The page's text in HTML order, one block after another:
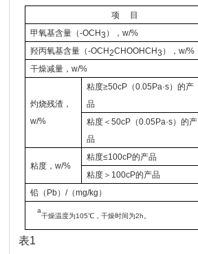
项 目
甲氧基含量（-OCH3 ），w/%
羟丙氧基含量（-OCH2CHOOHCH3 ），w/%
干燥减量，w/%
灼烧残渣，
w/%
粘度≥50cP （0.05Pa·s）的产
品
粘度＜50cP （0.05Pa·s）的产
品
粘度，w/%
粘度≤100cP的产品
粘度＞ 100cP的产品
铅（ Pb）/（mg/kg ）
a
干燥温度为105℃ ，干燥时间为2h
表1